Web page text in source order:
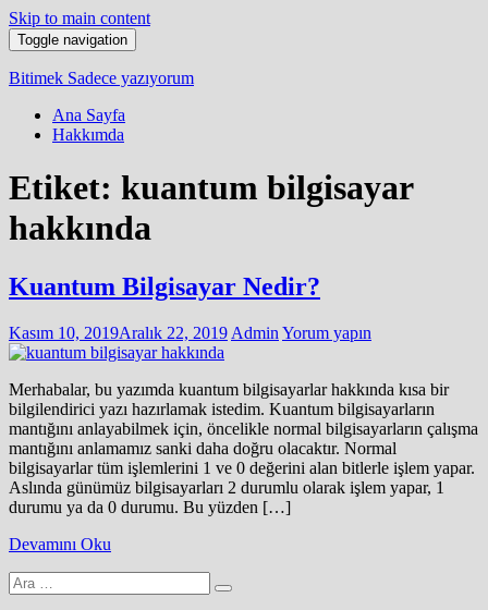
Skip to main content
Toggle navigation
Bitimek Sadece yazıyorum
Ana Sayfa
Hakkımda
Etiket: kuantum bilgisayar
hakkında
Kuantum Bilgisayar Nedir?
Kasım 10, 2019Aralık 22, 2019 Admin Yorum yapın
Merhabalar, bu yazımda kuantum bilgisayarlar hakkında kısa bir
bilgilendirici yazı hazırlamak istedim. Kuantum bilgisayarların
mantığını anlayabilmek için, öncelikle normal bilgisayarların çalışma
mantığını anlamamız sanki daha doğru olacaktır. Normal
bilgisayarlar tüm işlemlerini 1 ve 0 değerini alan bitlerle işlem yapar.
Aslında günümüz bilgisayarları 2 durumlu olarak işlem yapar, 1
durumu ya da 0 durumu. Bu yüzden […]
Devamını Oku
Arama
yap: